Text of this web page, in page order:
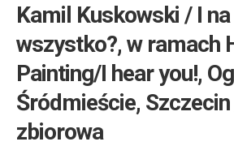
Kamil Kuskowski / I
wszystko?, w ramach
Painting/I hear you!,
Śródmieście,
zbiorowa